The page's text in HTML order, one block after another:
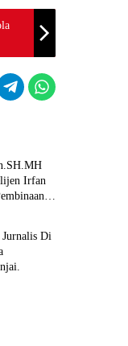
Irfan
Jurnalis Di